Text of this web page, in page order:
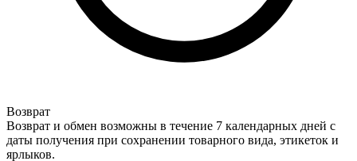
Возврат
Возврат и обмен возможны в течение 7 календарных дней с
даты получения при сохранении товарного вида, этикеток и
ярлыков.